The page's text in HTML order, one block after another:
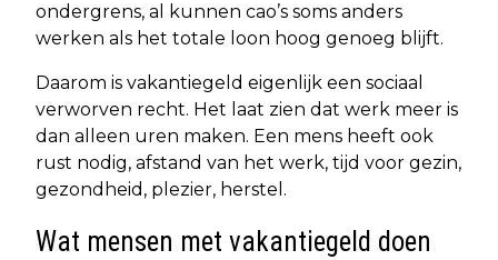
ondergrens, al kunnen cao’s soms anders
werken als het totale loon hoog genoeg blijft.
Daarom is vakantiegeld eigenlijk een sociaal
verworven recht. Het laat zien dat werk meer is
dan alleen uren maken. Een mens heeft ook
rust nodig, afstand van het werk, tijd voor gezin,
gezondheid, plezier, herstel.
Wat mensen met vakantiegeld doen